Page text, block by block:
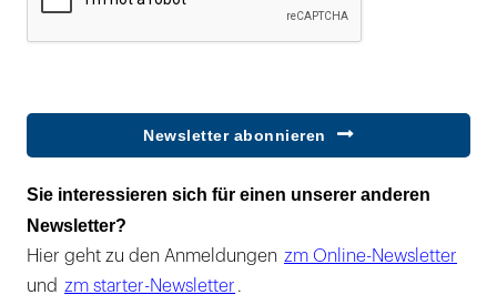
Newsletter abonnieren
Sie interessieren sich für einen unserer anderen
Newsletter?
Hier geht zu den Anmeldungen zm Online-Newsletter
und zm starter-Newsletter .